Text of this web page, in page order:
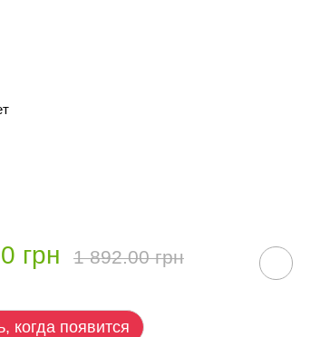
грн 1 892.00 грн
когда появится